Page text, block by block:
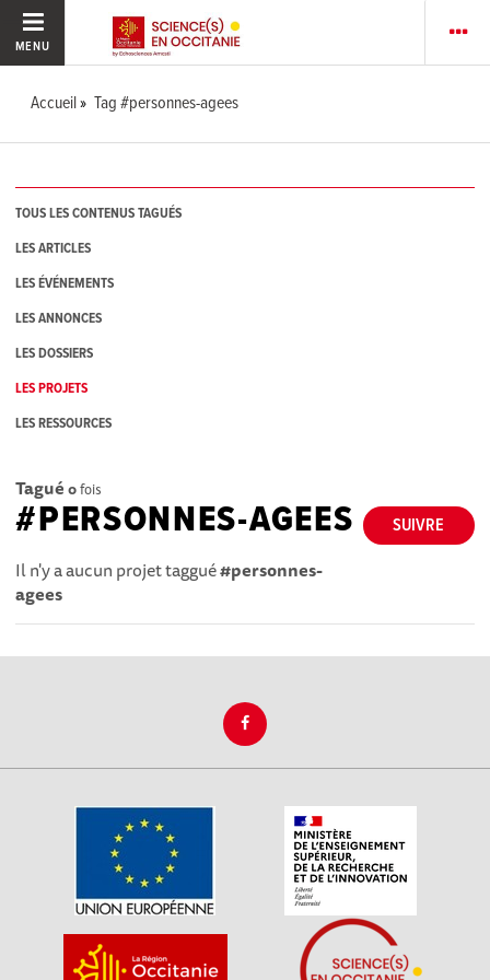
MENU
Accueil Tag #personnes-agees
TOUS LES CONTENUS TAGUÉS
LES ARTICLES
LES ÉVÉNEMENTS
LES ANNONCES
LES DOSSIERS
LES PROJETS
LES RESSOURCES
Tagué 0fois
SUIVRE
#PERSONNES-AGEES
Il n'y a aucun projet taggué#personnes-
agees